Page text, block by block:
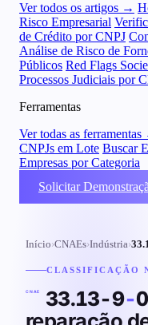
Ver todos os artigos →
Risco Empresarial
de Crédito por CNPJ
Análise de Risco de
Públicos Red Flags
Processos Judiciais por
Ferramentas
Ver todas as ferramentas
CNPJs em Lote Buscar
Empresas por Categoria
Solicitar
Início›CNAEs›Indústria›
CLASSIFICAÇÃO
CNAE 33.13-9-